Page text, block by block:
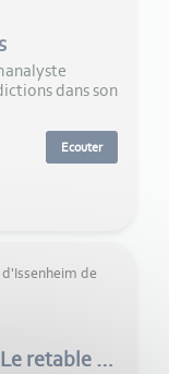
dans son
Ecouter
Christine Mourgue - Artevia - Le retable d'Issenheim de Grunewald